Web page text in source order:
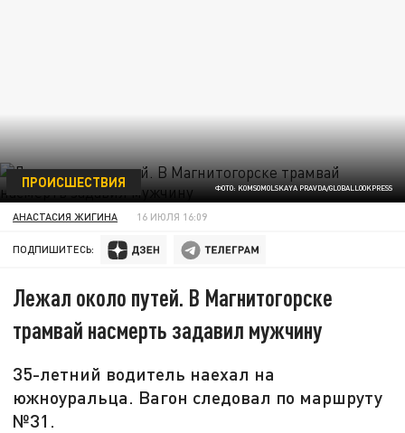
ФОТО: KOMSOMOLSKAYA PRAVDA/GLOBALLOOKPRESS
ПРОИСШЕСТВИЯ
АНАСТАСИЯ ЖИГИНА 16 ИЮЛЯ 16:09
ПОДПИШИТЕСЬ:
Лежал около путей. В Магнитогорске
трамвай насмерть задавил мужчину
35-летний водитель наехал на
южноуральца. Вагон следовал по маршруту
№31.